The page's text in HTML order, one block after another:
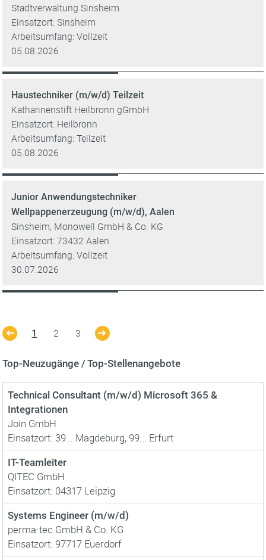
Top-Neuzugänge / Top-Stellenangebote
Technical Consultant (m/w/d) Microsoft 365 &
Integrationen
Join GmbH
Einsatzort: 39... Magdeburg, 99... Erfurt
IT-Teamleiter
QITEC GmbH
Einsatzort: 04317 Leipzig
Systems Engineer (m/w/d)
perma-tec GmbH & Co. KG
Einsatzort: 97717 Euerdorf
Stadtverwaltung Sinsheim
Einsatzort: Sinsheim
Arbeitsumfang: Vollzeit
05.08.2026
Haustechniker (m/w/d) Teilzeit
Katharinenstift Heilbronn gGmbH
Einsatzort: Heilbronn
Arbeitsumfang: Teilzeit
05.08.2026
Junior Anwendungstechniker
Wellpappenerzeugung (m/w/d), Aalen
Sinsheim, Monowell GmbH & Co. KG
Einsatzort: 73432 Aalen
Arbeitsumfang: Vollzeit
30.07.2026
1 2 3